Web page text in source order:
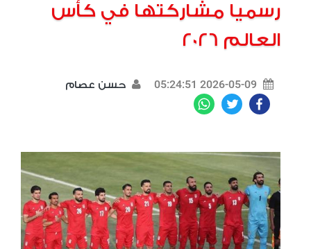
رسميا مشاركتها في كأس
العالم 2026
2026-05-09 05:24:51 حسن عصام
Facebook
Twitter